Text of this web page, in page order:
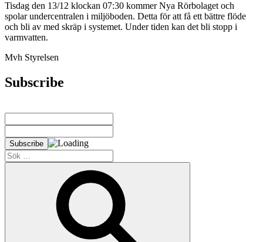
Tisdag den 13/12 klockan 07:30 kommer Nya Rörbolaget och
spolar undercentralen i miljöboden. Detta för att få ett bättre flöde
och bli av med skräp i systemet. Under tiden kan det bli stopp i
varmvatten.
Mvh Styrelsen
Subscribe
Sök
efter: